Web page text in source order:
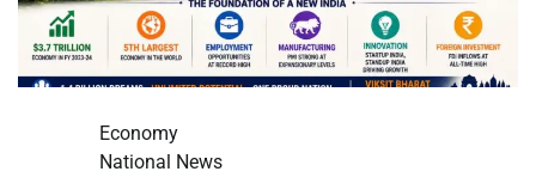
Economy
National News